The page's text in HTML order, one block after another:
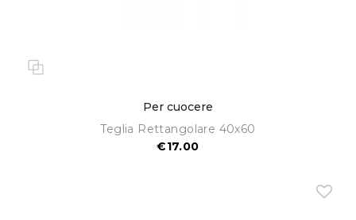
Per cuocere
Teglia Rettangolare 40x60
€17.00